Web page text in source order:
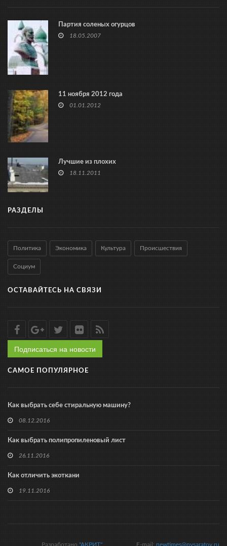
Партия соленых огурцов
18.05.2007
11 ноября 2012 года
01.01.2012
Лучшие из плохих
18.11.2011
РАЗДЕЛЫ
Политика Экономика Культура Происшествия
Социум
ОСТАВАЙТЕСЬ НА СВЯЗИ
Подписаться на новости
САМОЕ ПОПУЛЯРНОЕ
Как выбрать себе стиральную машину?
08.12.2016
Как выбрать полипропиленовый лист
26.11.2016
Как отличить экоткани
19.11.2016
E-mail: newtimes@nvsaratov.ru
Разработано "АКРИТ"